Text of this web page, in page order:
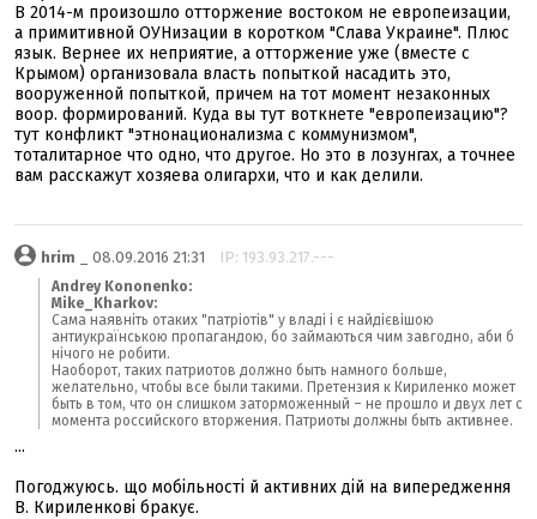
В 2014-м произошло отторжение востоком не европеизации,
а примитивной ОУНизации в коротком "Слава Украине". Плюс
язык. Вернее их неприятие, а отторжение уже (вместе с
Крымом) организовала власть попыткой насадить это,
вооруженной попыткой, причем на тот момент незаконных
воор. формирований. Куда вы тут воткнете "европеизацию"?
тут конфликт "этнонационализма с коммунизмом",
тоталитарное что одно, что другое. Но это в лозунгах, а точнее
вам расскажут хозяева олигархи, что и как делили.
hrim _ 08.09.2016 21:31 IP: 193.93.217.---
Andrey Kononenko:
Mike_Kharkov:
Сама наявніть отаких "патріотів" у владі і є найдієвішою
антиукраїнською пропагандою, бо займаються чим завгодно, аби б
нічого не робити.
Наоборот, таких патриотов должно быть намного больше,
желательно, чтобы все были такими. Претензия к Кириленко может
быть в том, что он слишком заторможенный – не прошло и двух лет с
момента российского вторжения. Патриоты должны быть активнее.
...
Погоджуюсь. що мобільності й активних дій на випередження
В. Кириленкові бракує.